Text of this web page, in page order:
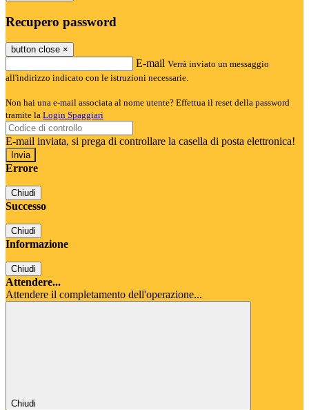
Recupero password
button close ×
E-mail Verrà inviato un messaggio
all'indirizzo indicato con le istruzioni necessarie.
Non hai una e-mail associata al nome utente? Effettua il reset della password
tramite la Login Spaggiari
E-mail inviata, si prega di controllare la casella di posta elettronica!
Errore
Chiudi
Successo
Chiudi
Informazione
Chiudi
Attendere...
Attendere il completamento dell'operazione...
Chiudi